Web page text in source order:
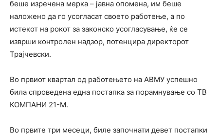
беше изречена мерка – јавна опомена, им беше
наложено да го усогласат своето работење, а по
истекот на рокот за законско усогласување, ќе се
изврши контролен надзор, потенцира директорот
Трајчевски.
Во првиот квартал од работењето на АВМУ успешно
била спроведена една постапка за порамнување со ТВ
КОМПАНИ 21-М.
Во првите три месеци, биле започнати девет постапки